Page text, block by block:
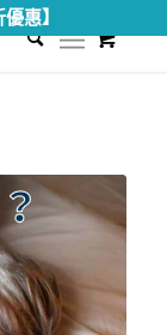
惠】
多久